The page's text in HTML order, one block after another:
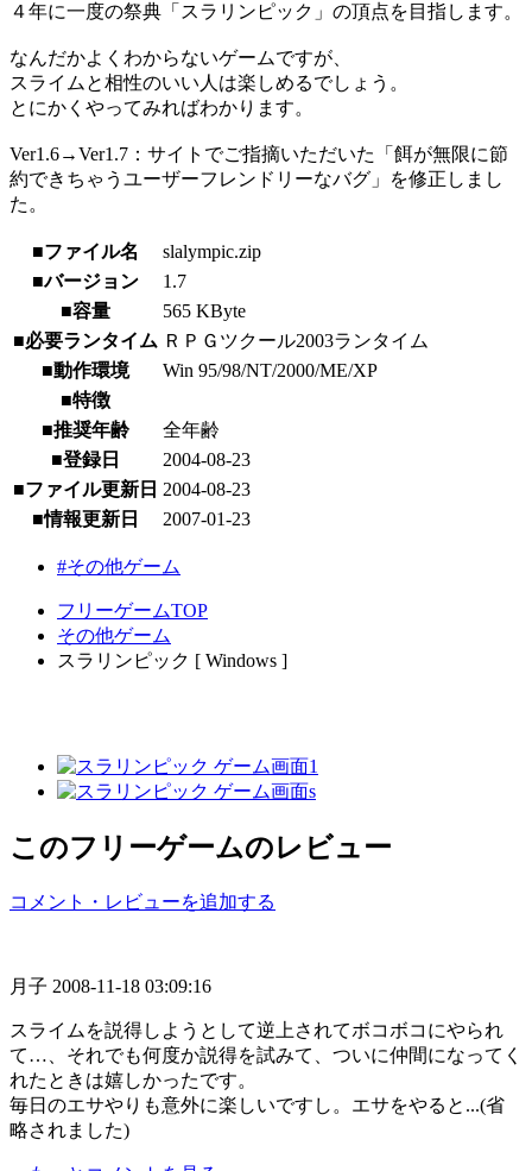
４年に一度の祭典「スラリンピック」の頂点を目指します。
なんだかよくわからないゲームですが、
スライムと相性のいい人は楽しめるでしょう。
とにかくやってみればわかります。
Ver1.6→Ver1.7：サイトでご指摘いただいた「餌が無限に節
約できちゃうユーザーフレンドリーなバグ」を修正しまし
た。
■ファイル名
slalympic.zip
■バージョン
1.7
■容量
565 KByte
■必要ランタイム ＲＰＧツクール2003ランタイム
■動作環境
Win 95/98/NT/2000/ME/XP
■特徴
■推奨年齢
全年齢
■登録日
2004-08-23
■ファイル更新日 2004-08-23
■情報更新日
2007-01-23
#その他ゲーム
フリーゲームTOP
その他ゲーム
スラリンピック [ Windows ]
このフリーゲームのレビュー
コメント・レビューを追加する
月子 2008-11-18 03:09:16
スライムを説得しようとして逆上されてボコボコにやられ
て…、それでも何度か説得を試みて、ついに仲間になってく
れたときは嬉しかったです。
毎日のエサやりも意外に楽しいですし。エサをやると...(省
略されました)